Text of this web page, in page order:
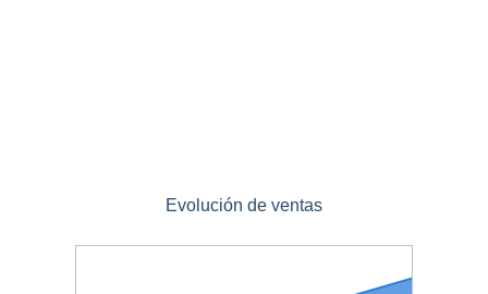
Evolución de ventas